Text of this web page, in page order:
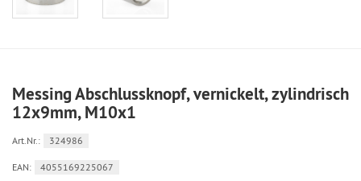
Messing Abschlussknopf, vernickelt, zylindrisch
12x9mm, M10x1
Art.Nr.: 324986
EAN: 4055169225067